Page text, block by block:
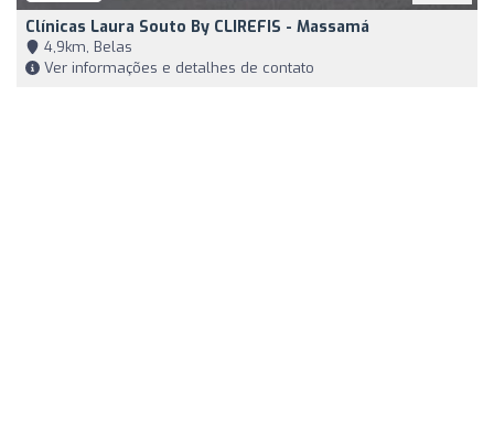
Clínicas Laura Souto By CLIREFIS - Massamá
4,9km, Belas
Ver informações e detalhes de contato